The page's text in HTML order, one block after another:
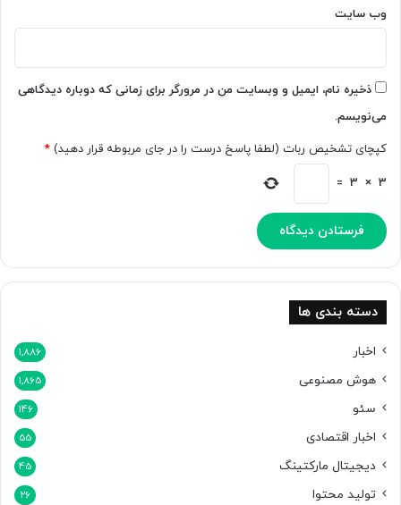
ا
ر
ی
د
ر
ب
ن
ع
ا
ه
ن
ز
م
ط
ا
وب‌ سایت
ذخیره نام، ایمیل و وبسایت من در مرورگر برای زمانی که دوباره دیدگاهی
می‌نویسم.
کپچای تشخیص ربات (لطفا پاسخ درست را در جای مربوطه قرار دهید) *
3
×
3
=
دسته بندی ها
اخبار 1,886
هوش مصنوعی 1,865
سئو 146
اخبار اقتصادی 55
دیجیتال مارکتینگ 45
تولید محتوا 26